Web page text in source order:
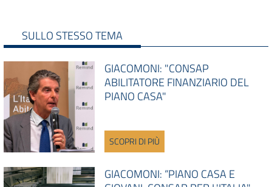
SULLO STESSO TEMA
GIACOMONI: "CONSAP
ABILITATORE FINANZIARIO DEL
PIANO CASA"
SCOPRI DI PIÙ
GIACOMONI: “PIANO CASA E